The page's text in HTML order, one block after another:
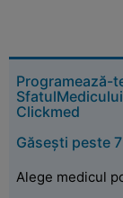
Programează-
Clickmed
Găsești peste
Alege medicul